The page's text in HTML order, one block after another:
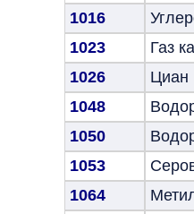
1016
1023
Газ
1026
Циан
1048
1050
1053
1064